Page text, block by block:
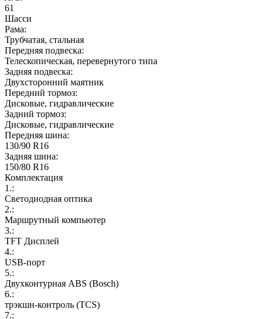
61
Шасси
Рама:
Трубчатая, стальная
Передняя подвеска:
Телескопическая, перевернутого типа
Задняя подвеска:
Двухсторонний маятник
Передний тормоз:
Дисковые, гидравлические
Задний тормоз:
Дисковые, гидравлические
Передняя шина:
130/90 R16
Задняя шина:
150/80 R16
Комплектация
1.:
Светодиодная оптика
2.:
Маршрутный компьютер
3.:
TFT Дисплей
4.:
USB-порт
5.:
Двухконтурная ABS (Bosch)
6.:
трэкшн‑контроль (TCS)
7.: